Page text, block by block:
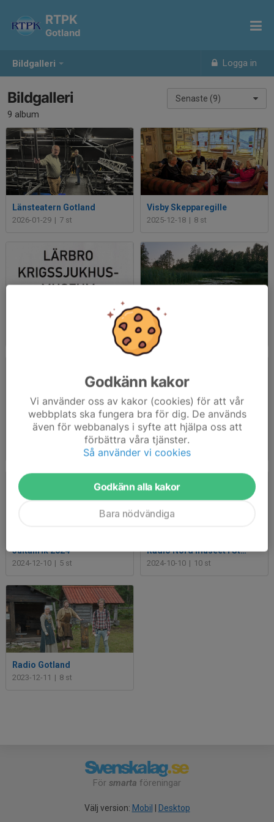
Bildgalleri Logga in
RTPK
Gotland
Senaste (9)
Bildgalleri
9 album
Länsteatern Gotland
2026-01-29 | 7 st
Visby Skepparegille
2025-12-18 | 8 st
2025-05-09
2025-01-27 |
Jultallrik 2024
2024-12-10 | 5 st
Radio Nord museet i Stenkyrka
2024-10-10 | 10 st
Radio Gotland
2023-12-11 | 8 st
För smarta föreningar
Välj version: Mobil Desktop
Godkänn kakor
Vi använder oss av kakor (cookies) för att vår
webbplats ska fungera bra för dig. De används
även för webbanalys i syfte att hjälpa oss att
förbättra våra tjänster.
Så använder vi cookies
Godkänn alla kakor
Bara nödvändiga